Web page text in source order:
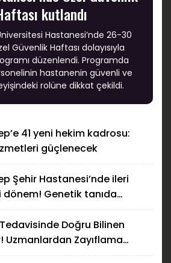
kutlandı
Hastanesi’nde 26-30
Güvenlik Haftası dolayısıyla
düzenlendi. Programda
hastanenin güvenli ve
rolüne dikkat çekildi.
41 yeni hekim kadrosu:
güçlenecek
Şehir Hastanesi’nde ileri
Genetik tanıda
Doğru Bilinen
Uzmanlardan Zayıflama